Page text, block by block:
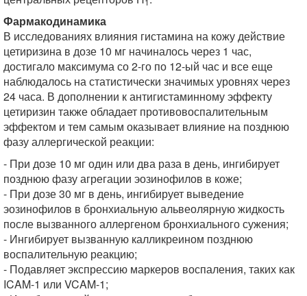
Фармакодинамика
В исследованиях влияния гистамина на кожу действие
цетиризина в дозе 10 мг начиналось через 1 час,
достигало максимума со 2-го по 12-ый час и все еще
наблюдалось на статистически значимых уровнях через
24 часа. В дополнении к антигистаминному эффекту
цетиризин также обладает противовоспалительным
эффектом и тем самым оказывает влияние на позднюю
фазу аллергической реакции:
- При дозе 10 мг один или два раза в день, ингибирует
позднюю фазу агрегации эозинофилов в коже;
- При дозе 30 мг в день, ингибирует выведение
эозинофилов в бронхиальную альвеолярную жидкость
после вызванного аллергеном бронхиального сужения;
- Ингибирует вызванную калликреином позднюю
воспалительную реакцию;
- Подавляет экспрессию маркеров воспаления, таких как
ICAM-1 или VCAM-1;